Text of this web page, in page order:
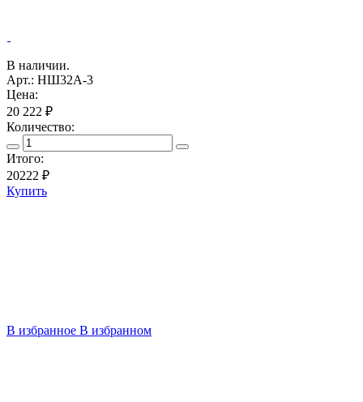
В наличии.
Арт.: НШ32А-3
Цена:
20 222 ₽
Количество:
Итого:
20222 ₽
Купить
В избранное В избранном